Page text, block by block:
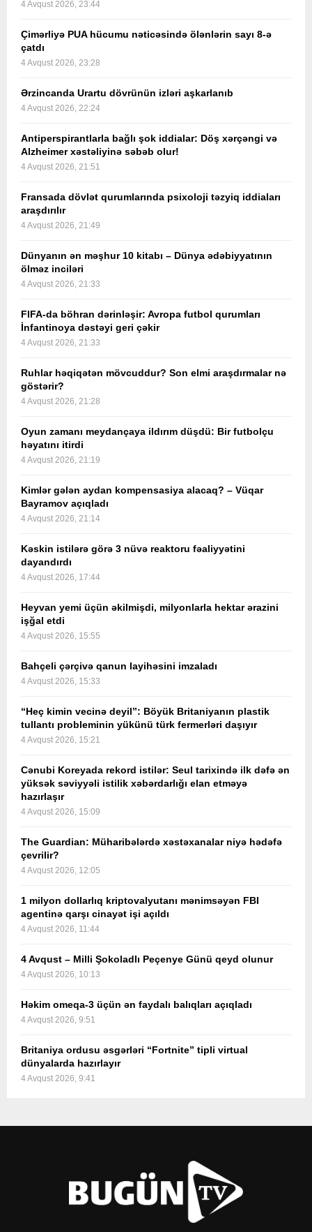
4 Avqust 2026, 23:44
Çimərliyə PUA hücumu nəticəsində ölənlərin sayı 8-ə
çatdı
4 Avqust 2026, 23:28
Ərzincanda Urartu dövrünün izləri aşkarlanıb
4 Avqust 2026, 22:24
Antiperspirantlarla bağlı şok iddialar: Döş xərçəngi və
Alzheimer xəstəliyinə səbəb olur!
4 Avqust 2026, 21:51
Fransada dövlət qurumlarında psixoloji təzyiq iddiaları
araşdırılır
4 Avqust 2026, 21:49
Dünyanın ən məşhur 10 kitabı – Dünya ədəbiyyatının
ölməz inciləri
4 Avqust 2026, 21:33
FIFA-da böhran dərinləşir: Avropa futbol qurumları
İnfantinoya dəstəyi geri çəkir
4 Avqust 2026, 21:33
Ruhlar həqiqətən mövcuddur? Son elmi araşdırmalar nə
göstərir?
4 Avqust 2026, 21:28
Oyun zamanı meydançaya ildırım düşdü: Bir futbolçu
həyatını itirdi
4 Avqust 2026, 21:19
Kimlər gələn aydan kompensasiya alacaq? – Vüqar
Bayramov açıqladı
4 Avqust 2026, 21:14
Kəskin istilərə görə 3 nüvə reaktoru fəaliyyətini
dayandırdı
4 Avqust 2026, 17:44
Heyvan yemi üçün əkilmişdi, milyonlarla hektar ərazini
işğal etdi
4 Avqust 2026, 15:55
Bahçeli çərçivə qanun layihəsini imzaladı
4 Avqust 2026, 15:33
“Heç kimin vecinə deyil”: Böyük Britaniyanın plastik
tullantı probleminin yükünü türk fermerləri daşıyır
4 Avqust 2026, 15:21
Cənubi Koreyada rekord istilər: Seul tarixində ilk dəfə ən
yüksək səviyyəli istilik xəbərdarlığı elan etməyə
hazırlaşır
4 Avqust 2026, 15:09
The Guardian: Müharibələrdə xəstəxanalar niyə hədəfə
çevrilir?
4 Avqust 2026, 12:05
1 milyon dollarlıq kriptovalyutanı mənimsəyən FBI
agentinə qarşı cinayət işi açıldı
4 Avqust 2026, 11:44
4 Avqust – Milli Şokoladlı Peçenye Günü qeyd olunur
4 Avqust 2026, 10:13
Həkim omeqa-3 üçün ən faydalı balıqları açıqladı
4 Avqust 2026, 9:51
Britaniya ordusu əsgərləri “Fortnite” tipli virtual
dünyalarda hazırlayır
4 Avqust 2026, 9:41